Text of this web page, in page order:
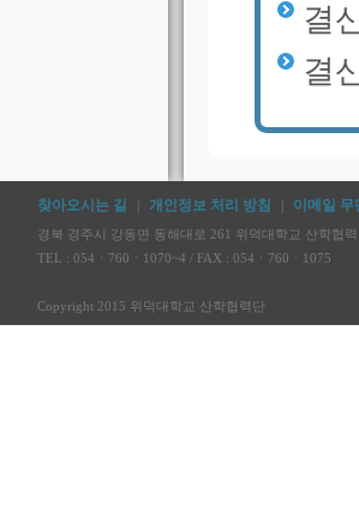
결
결
찾아오시는 길 개인정보 처리 방침 이메일 무
경북 경주시 강동면 동해대로 261 위덕대학교 산학협
TEL : 054ㆍ760ㆍ1070~4 / FAX : 054ㆍ760ㆍ1075
Copyright 2015 위덕대학교 산학협력단